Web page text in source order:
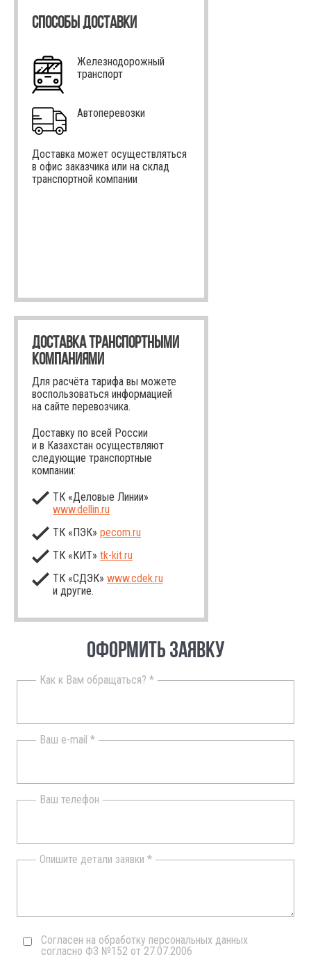
СПОСОБЫ ДОСТАВКИ
Железнодорожный
транспорт
Автоперевозки
Доставка может осуществляться
в офис заказчика или на склад
транспортной компании
ДОСТАВКА ТРАНСПОРТНЫМИ
КОМПАНИЯМИ
Для расчёта тарифа вы можете
воспользоваться информацией
на сайте перевозчика.
Доставку по всей России
и в Казахстан осуществляют
следующие транспортные
компании:
ТК «Деловые Линии»
www.dellin.ru
ТК «ПЭК» pecom.ru
ТК «КИТ» tk-kit.ru
ТК «СДЭК» www.cdek.ru
и другие.
ОФОРМИТЬ ЗАЯВКУ
Как к Вам обращаться? *
Ваш e-mail *
Ваш телефон
Опишите детали заявки *
Согласен на обработку персональных данных
согласно ФЗ №152 от 27.07.2006